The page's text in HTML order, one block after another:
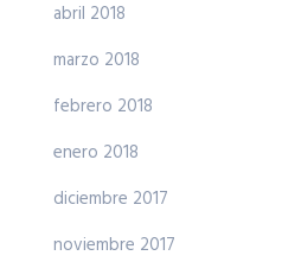
abril 2018
marzo 2018
febrero 2018
enero 2018
diciembre 2017
noviembre 2017